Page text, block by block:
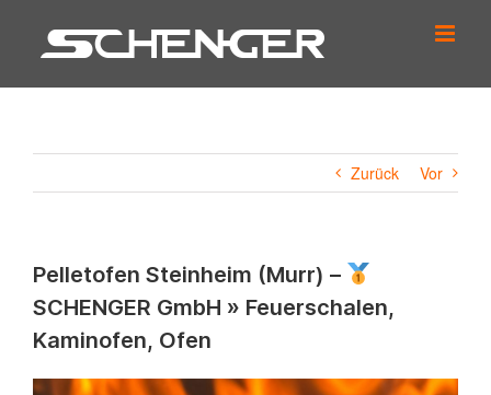
springen
Zurück Vor
Pelletofen Steinheim (Murr) –
SCHENGER GmbH » Feuerschalen,
Kaminofen, Ofen